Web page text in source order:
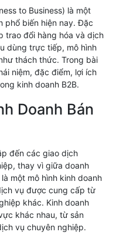
to Business) là một
phổ biến hiện nay. Đặc
trao đổi hàng hóa và dịch
dùng trực tiếp, mô hình
thách thức. Trong bài
niệm, đặc điểm, lợi ích
kinh doanh B2B.
Doanh Bán
đến các giao dịch
thay vì giữa doanh
một mô hình kinh doanh
vụ được cung cấp từ
khác. Kinh doanh
khác nhau, từ sản
vụ chuyên nghiệp.